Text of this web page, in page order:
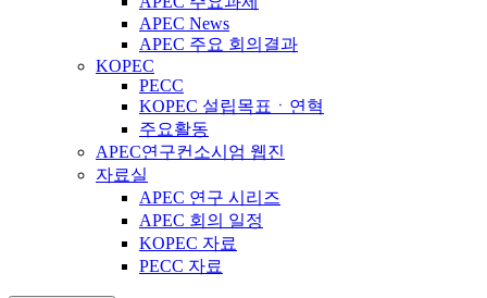
APEC News
APEC 주요 회의결과
KOPEC
PECC
KOPEC 설립목표ㆍ연혁
주요활동
APEC연구컨소시엄 웹진
자료실
APEC 연구 시리즈
APEC 회의 일정
KOPEC 자료
PECC 자료